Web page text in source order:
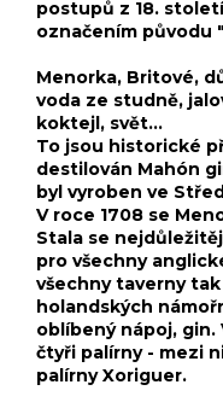
postupů z 18.
označením původu
Menorka, Britové,
voda ze studně,
koktejl, svět...
To jsou historické
destilován Mahón
byl vyroben ve
V roce 1708 se
Stala se
pro všechny
všechny taverny
holandských
oblíbený nápoj,
čtyři palírny - mezi
palírny Xoriguer.